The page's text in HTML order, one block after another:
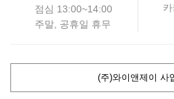
점심 13:00~14:00
주말, 공휴일 휴무
(주)와이앤제이 사